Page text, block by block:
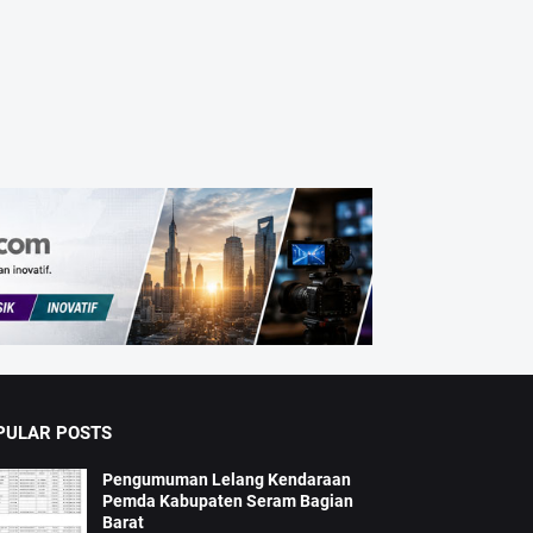
POSTS
Pengumuman Lelang Kendaraan
Pemda Kabupaten Seram Bagian
Barat